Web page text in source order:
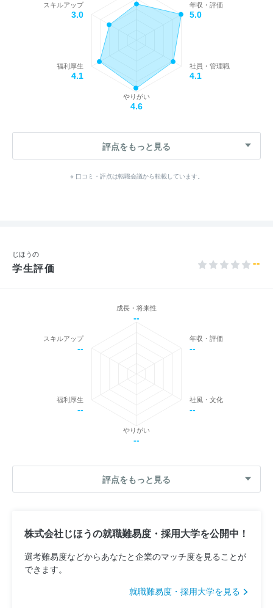
年収・評価
5.0
社員・管理職
4.1
やりがい
4.6
福利厚生
4.1
スキルアップ
3.0
評点をもっと見る
※ 口コミ・評点は転職会議から転載しています。
じほうの
学生評価 --
成長・将来性
--
年収・評価
--
社風・文化
--
やりがい
--
福利厚生
--
スキルアップ
--
評点をもっと見る
株式会社じほうの就職難易度・採用大学を公開中！
選考難易度などからあなたと企業のマッチ度を見ることが
できます。
就職難易度・採用大学を見る